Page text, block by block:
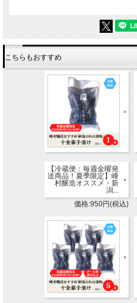
こちらもおすすめ
【冷蔵便：毎週金曜発
送商品！夏季限定】峰
村醸造オススメ・新
潟...
価格:950円(税込)